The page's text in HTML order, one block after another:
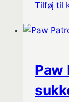
Tilføj til
Paw